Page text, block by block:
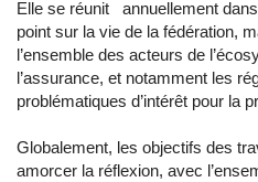
Elle se réunit annuellement
point sur la vie de la fédération,
l’ensemble des acteurs de
l’assurance, et notamment les
problématiques d’intérêt pour la
Globalement, les objectifs des
amorcer la réflexion, avec